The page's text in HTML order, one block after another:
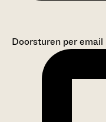
Doorsturen per email